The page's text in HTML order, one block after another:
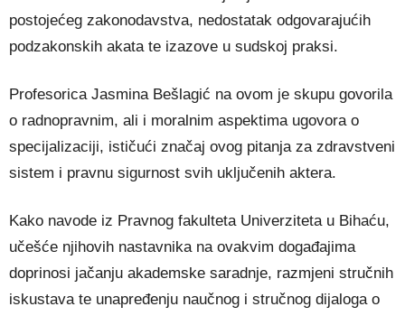
postojećeg zakonodavstva, nedostatak odgovarajućih
podzakonskih akata te izazove u sudskoj praksi.
Profesorica Jasmina Bešlagić na ovom je skupu govorila
o radnopravnim, ali i moralnim aspektima ugovora o
specijalizaciji, ističući značaj ovog pitanja za zdravstveni
sistem i pravnu sigurnost svih uključenih aktera.
Kako navode iz Pravnog fakulteta Univerziteta u Bihaću,
učešće njihovih nastavnika na ovakvim događajima
doprinosi jačanju akademske saradnje, razmjeni stručnih
iskustava te unapređenju naučnog i stručnog dijaloga o